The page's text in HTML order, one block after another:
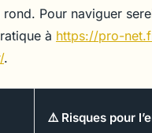
Pour naviguer
à https://pro-
.
⚠️ Risques pour